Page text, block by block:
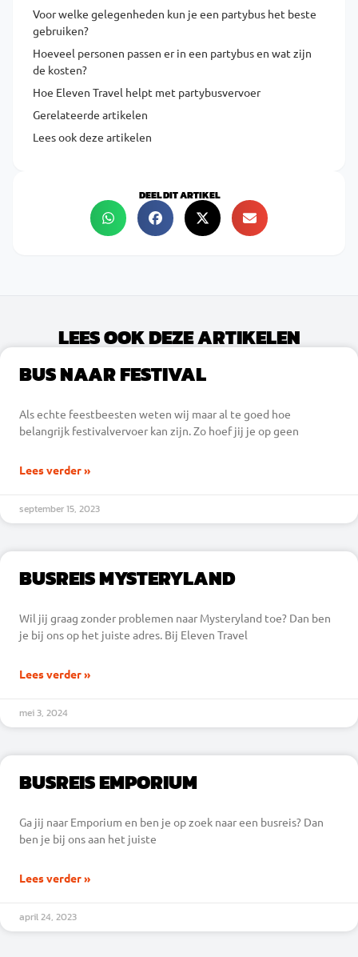
Voor welke gelegenheden kun je een partybus het beste
gebruiken?
Hoeveel personen passen er in een partybus en wat zijn
de kosten?
Hoe Eleven Travel helpt met partybusvervoer
Gerelateerde artikelen
Lees ook deze artikelen
DEEL DIT ARTIKEL
LEES OOK DEZE ARTIKELEN
BUS NAAR FESTIVAL
Als echte feestbeesten weten wij maar al te goed hoe
belangrijk festivalvervoer kan zijn. Zo hoef jij je op geen
Lees verder »
september 15, 2023
BUSREIS MYSTERYLAND
Wil jij graag zonder problemen naar Mysteryland toe? Dan ben
je bij ons op het juiste adres. Bij Eleven Travel
Lees verder »
mei 3, 2024
BUSREIS EMPORIUM
Ga jij naar Emporium en ben je op zoek naar een busreis? Dan
ben je bij ons aan het juiste
Lees verder »
april 24, 2023